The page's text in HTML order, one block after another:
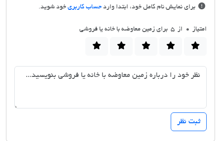
برای نمایش نام کامل خود، ابتدا وارد حساب کاربری خود شوید.
امتیاز 0 از 5 برای زمین معاوضه با خانه یا فروشی